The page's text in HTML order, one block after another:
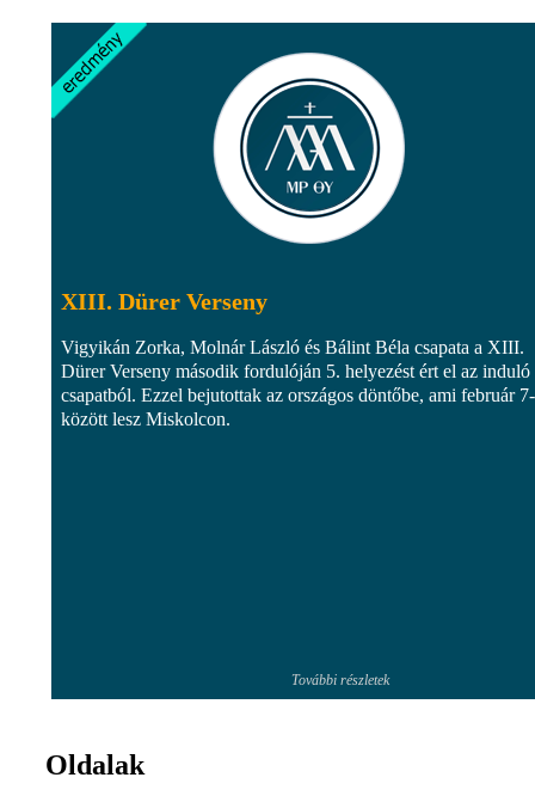
XIII. Dürer Verseny
Vigyikán Zorka, Molnár László és Bálint Béla csapata a XIII.
Dürer Verseny második fordulóján 5. helyezést ért el az induló
csapatból. Ezzel bejutottak az országos döntőbe, ami február
között lesz Miskolcon.
További részletek
Oldalak